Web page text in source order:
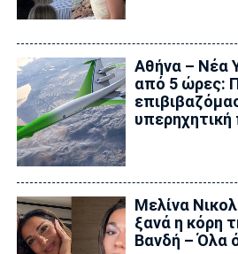
Αθήνα – Νέα
από 5 ώρες:
υπερηχητική
Μελίνα
ξανά η κόρη
Βανδή – Όλα